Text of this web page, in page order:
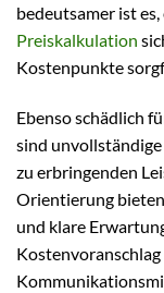
bedeutsamer ist
Preiskalkulation
Kostenpunkte
Ebenso schädlich
sind
zu erbringenden
Orientierung
und klare